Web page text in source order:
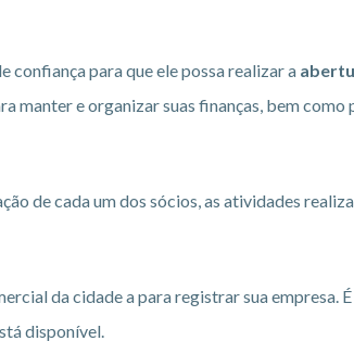
confiança para que ele possa realizar a
manter e organizar suas finanças, bem
de cada um dos sócios, as atividades
da cidade a para registrar sua empresa.
disponível.